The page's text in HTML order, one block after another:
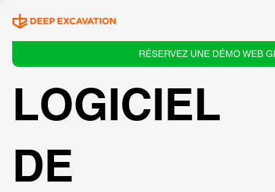
RÉSERVEZ UNE DÉMO WEB
LOGICIEL
DE